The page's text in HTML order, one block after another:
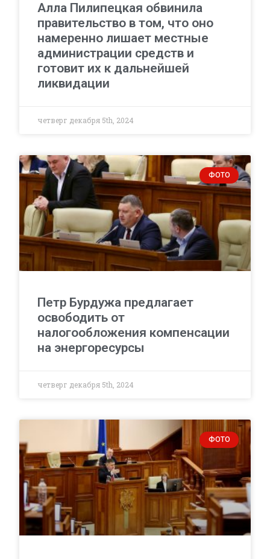
Алла Пилипецкая обвинила
правительство в том, что оно
намеренно лишает местные
администрации средств и
готовит их к дальнейшей
ликвидации
четверг декабря 5th, 2024
ФОТО
Петр Бурдужа предлагает
освободить от
налогообложения компенсации
на энергоресурсы
четверг декабря 5th, 2024
ФОТО